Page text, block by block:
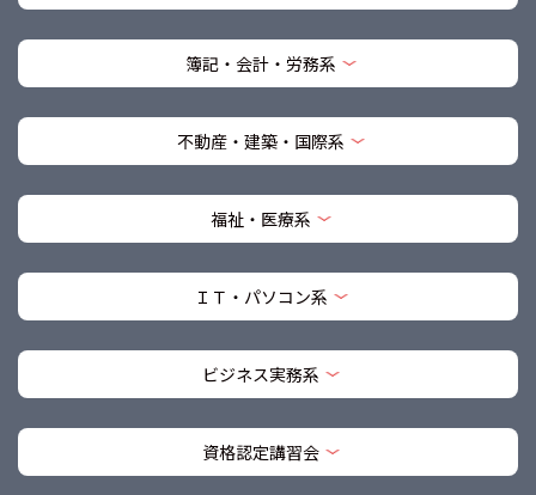
簿記・会計・労務系
不動産・建築・国際系
福祉・医療系
ＩＴ・パソコン系
ビジネス実務系
資格認定講習会